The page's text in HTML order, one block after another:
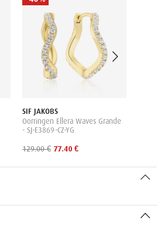
SIF JAKOBS
Oorringen Ellera Waves Grande
- SJ-E3869-CZ-YG
129.00 € 77.40 €